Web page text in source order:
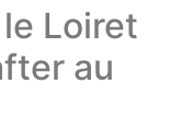
Loiret
au